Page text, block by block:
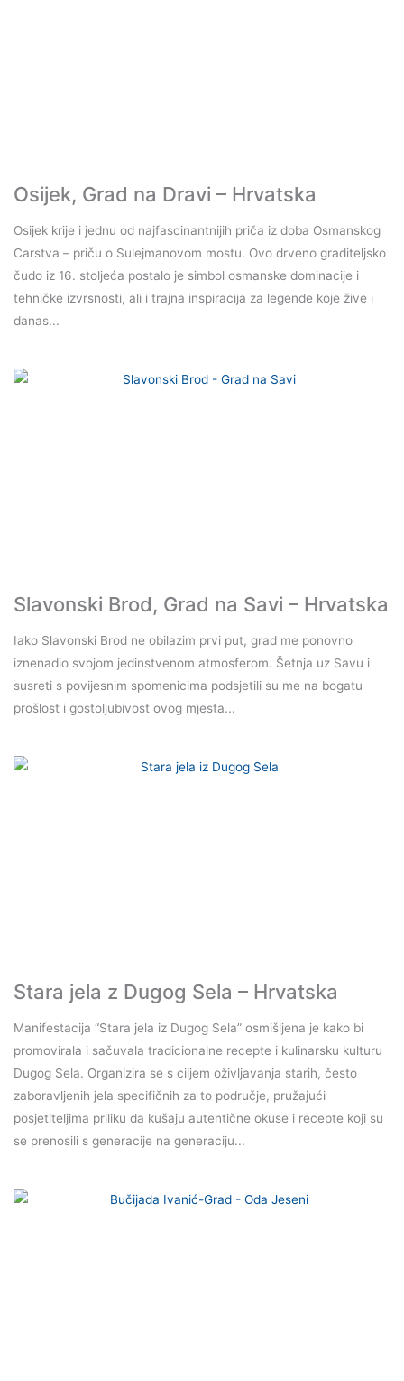
Osijek, Grad na Dravi – Hrvatska
Osijek krije i jednu od najfascinantnijih priča iz doba Osmanskog
Carstva – priču o Sulejmanovom mostu. Ovo drveno graditeljsko
čudo iz 16. stoljeća postalo je simbol osmanske dominacije i
tehničke izvrsnosti, ali i trajna inspiracija za legende koje žive i
danas...
Slavonski Brod, Grad na Savi – Hrvatska
Iako Slavonski Brod ne obilazim prvi put, grad me ponovno
iznenadio svojom jedinstvenom atmosferom. Šetnja uz Savu i
susreti s povijesnim spomenicima podsjetili su me na bogatu
prošlost i gostoljubivost ovog mjesta...
Stara jela z Dugog Sela – Hrvatska
Manifestacija “Stara jela iz Dugog Sela” osmišljena je kako bi
promovirala i sačuvala tradicionalne recepte i kulinarsku kulturu
Dugog Sela. Organizira se s ciljem oživljavanja starih, često
zaboravljenih jela specifičnih za to područje, pružajući
posjetiteljima priliku da kušaju autentične okuse i recepte koji su
se prenosili s generacije na generaciju...